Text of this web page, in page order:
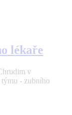
lékaře
v
- zubního